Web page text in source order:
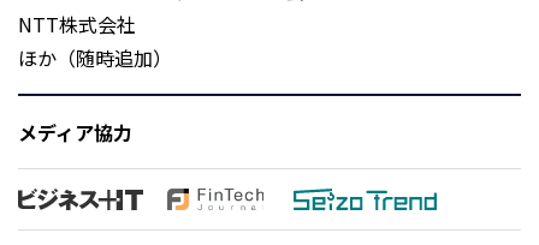
NTT株式会社
ほか（随時追加）
メディア協力